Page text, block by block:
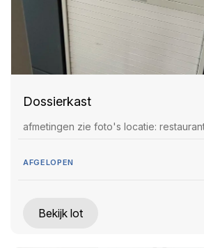
Dossierkast
afmetingen zie foto's locatie:
AFGELOPEN
Bekijk lot